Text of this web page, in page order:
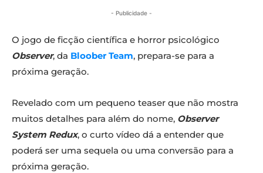
- Publicidade -
O jogo de ficção científica e horror psicológico
Observer, da Bloober Team, prepara-se para a
próxima geração.
Revelado com um pequeno teaser que não mostra
muitos detalhes para além do nome, Observer
System Redux, o curto vídeo dá a entender que
poderá ser uma sequela ou uma conversão para a
próxima geração.